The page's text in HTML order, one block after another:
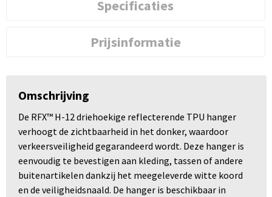
Specificaties
Prijsinformatie
Omschrijving
De RFX™ H-12 driehoekige reflecterende TPU hanger
verhoogt de zichtbaarheid in het donker, waardoor
verkeersveiligheid gegarandeerd wordt. Deze hanger is
eenvoudig te bevestigen aan kleding, tassen of andere
buitenartikelen dankzij het meegeleverde witte koord
en de veiligheidsnaald. De hanger is beschikbaar in